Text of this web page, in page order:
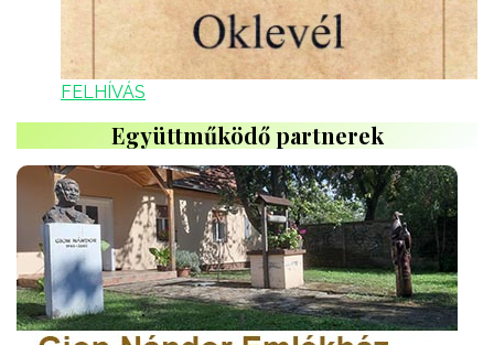
FELHÍVÁS
Együttműködő partnerek